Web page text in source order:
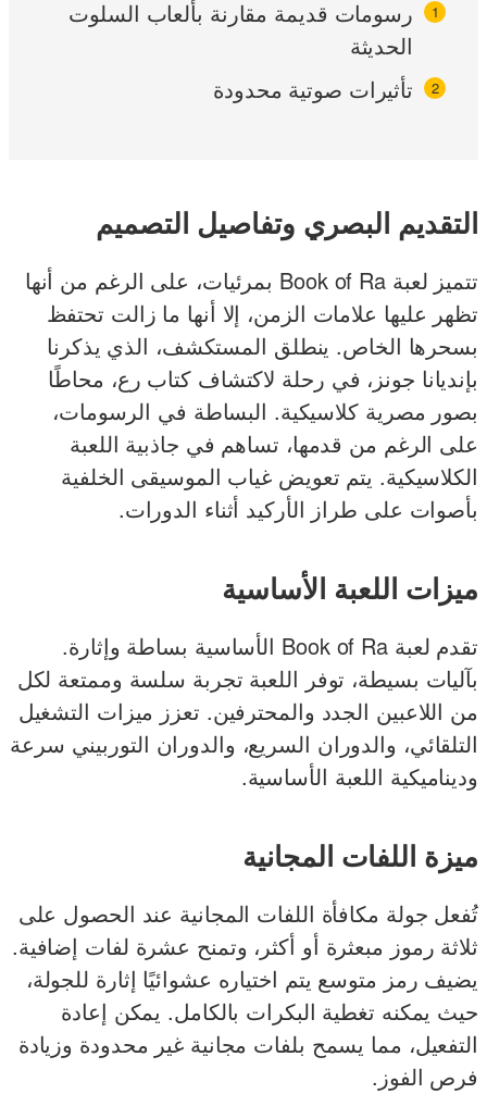
رسومات قديمة مقارنة بألعاب السلوت
الحديثة
تأثيرات صوتية محدودة
التقديم البصري وتفاصيل التصميم
تتميز لعبة Book of Ra بمرئيات، على الرغم من أنها
تظهر عليها علامات الزمن، إلا أنها ما زالت تحتفظ
بسحرها الخاص. ينطلق المستكشف، الذي يذكرنا
بإنديانا جونز، في رحلة لاكتشاف كتاب رع، محاطًا
بصور مصرية كلاسيكية. البساطة في الرسومات،
على الرغم من قدمها، تساهم في جاذبية اللعبة
الكلاسيكية. يتم تعويض غياب الموسيقى الخلفية
بأصوات على طراز الأركيد أثناء الدورات.
ميزات اللعبة الأساسية
تقدم لعبة Book of Ra الأساسية بساطة وإثارة.
بآليات بسيطة، توفر اللعبة تجربة سلسة وممتعة لكل
من اللاعبين الجدد والمحترفين. تعزز ميزات التشغيل
التلقائي، والدوران السريع، والدوران التوربيني سرعة
وديناميكية اللعبة الأساسية.
ميزة اللفات المجانية
تُفعل جولة مكافأة اللفات المجانية عند الحصول على
ثلاثة رموز مبعثرة أو أكثر، وتمنح عشرة لفات إضافية.
يضيف رمز متوسع يتم اختياره عشوائيًا إثارة للجولة،
حيث يمكنه تغطية البكرات بالكامل. يمكن إعادة
التفعيل، مما يسمح بلفات مجانية غير محدودة وزيادة
فرص الفوز.